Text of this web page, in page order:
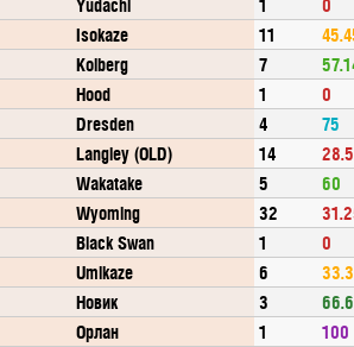
Isokaze 11
Kolberg 7
Hood 1
0
Dresden 4
75
Langley (OLD) 14
Wakatake 5
60
Wyoming 32
Black Swan 1
0
Umikaze 6
Новик 3
Орлан 1
100